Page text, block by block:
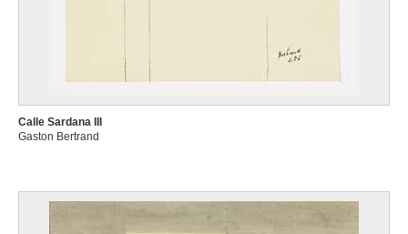
Calle Sardana III
Gaston Bertrand